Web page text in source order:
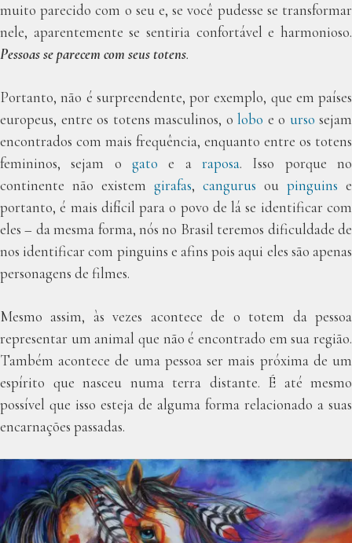
muito parecido com o seu e, se você pudesse se transformar
nele, aparentemente se sentiria confortável e harmonioso.
Pessoas se parecem com seus totens.
Portanto, não é surpreendente, por exemplo, que em países
europeus, entre os totens masculinos, o lobo e o urso sejam
encontrados com mais frequência, enquanto entre os totens
femininos, sejam o gato e a raposa. Isso porque no
continente não existem girafas, cangurus ou pinguins e
portanto, é mais difícil para o povo de lá se identificar com
eles – da mesma forma, nós no Brasil teremos dificuldade de
nos identificar com pinguins e afins pois aqui eles são apenas
personagens de filmes.
Mesmo assim, às vezes acontece de o totem da pessoa
representar um animal que não é encontrado em sua região.
Também acontece de uma pessoa ser mais próxima de um
espírito que nasceu numa terra distante. É até mesmo
possível que isso esteja de alguma forma relacionado a suas
encarnações passadas.